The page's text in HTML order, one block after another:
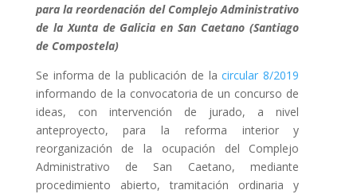
para la reordenación del Complejo Administrativo
de la Xunta de Galicia en San Caetano (Santiago
de Compostela)
Se informa de la publicación de lacircular 8/2019
informando de la convocatoria de un concurso de
ideas, con intervención de jurado, a nivel
anteproyecto, para la reforma interior y
reorganización de la ocupación del Complejo
Administrativo de San Caetano, mediante
procedimiento abierto, tramitación ordinaria y